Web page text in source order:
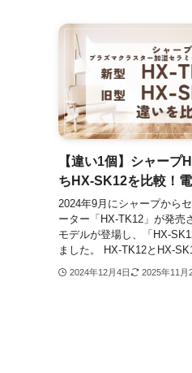
【違い1個】シャープ
ちHX-SK12を比較！
2024年9月にシャープから
ーター「HX-TK12」が発売
モデルが登場し、「HX-
ました。 HX-TK12とHX-
2024年12月4日 2025年11月